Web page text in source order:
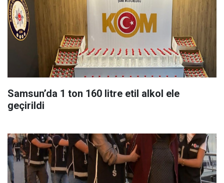
Samsun’da 1 ton 160 litre etil alkol ele
geçirildi